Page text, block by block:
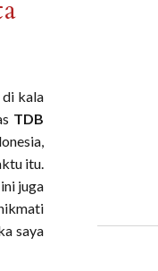
di kala
TDB
itu.
juga
saya